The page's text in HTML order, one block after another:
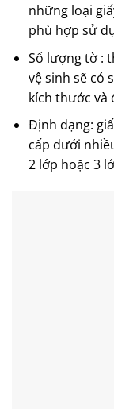
những loại
phù hợp sử
Số lượng tờ :
vệ sinh sẽ có
kích thước và
Định dạng:
cấp dưới
2 lớp hoặc 3